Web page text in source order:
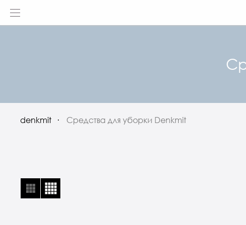
denkmit Средства для уборки Denkmit